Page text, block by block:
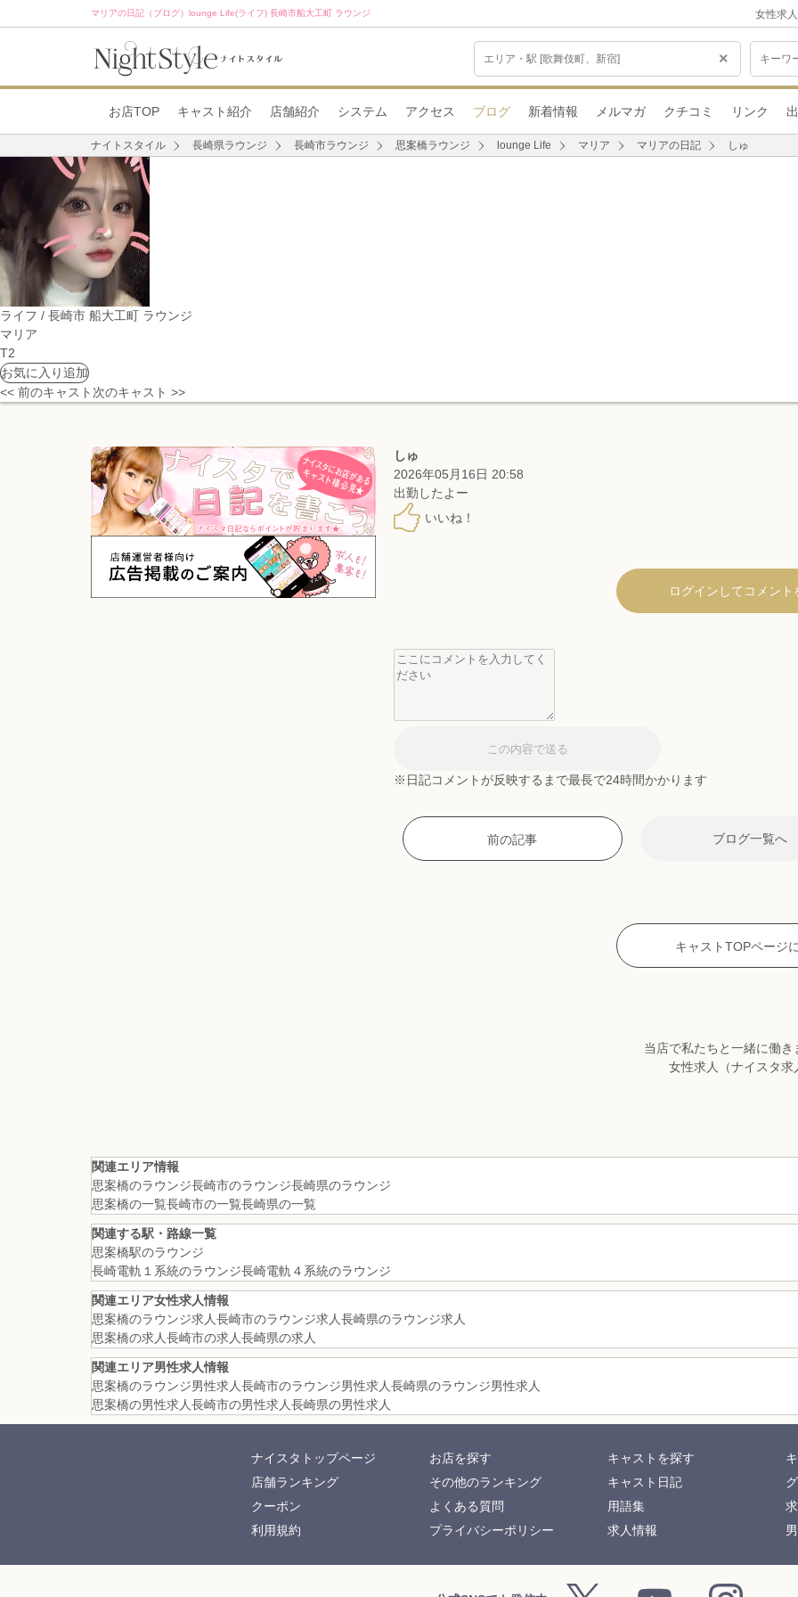
マリアの日記（ブログ）lounge Life(ライフ) 長崎市船大工町 ラウンジ 女性求人
×
お店TOP キャスト紹介 店舗紹介 システム アクセス ブログ 新着情報 メルマガ クチコミ リンク
ナイトスタイル 長崎県ラウンジ 長崎市ラウンジ 思案橋ラウンジ lounge Life マリア マリアの日記 しゅ
ライフ / 長崎市 船大工町 ラウンジ
マリア
T2
お気に入り追加
<< 前のキャスト 次のキャスト >>
しゅ
2026年05月16日 20:58
出勤したよー
いいね！
ログインしてコメント
※日記コメントが反映するまで最長で24時間かかります
前の記事 ブログ一覧へ
キャストTOPページ
当店で私たちと一緒に働き
女性求人
（ナイスタ
関連エリア情報
思案橋のラウンジ長崎市のラウンジ長崎県のラウンジ
思案橋の一覧長崎市の一覧長崎県の一覧
関連する駅・路線一覧
思案橋駅のラウンジ
長崎電軌１系統のラウンジ長崎電軌４系統のラウンジ
関連エリア女性求人情報
思案橋のラウンジ求人長崎市のラウンジ求人長崎県のラウンジ求人
思案橋の求人長崎市の求人長崎県の求人
関連エリア男性求人情報
思案橋のラウンジ男性求人長崎市のラウンジ男性求人長崎県のラウンジ男性求人
思案橋の男性求人長崎市の男性求人長崎県の男性求人
ナイスタトップページ お店を探す キャストを探す
店舗ランキング
その他のランキング キャスト日記
クーポン
よくある質問 用語集
利用規約
プライバシーポリシー 求人情報